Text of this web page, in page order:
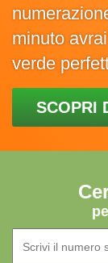
minuto
verde
SCOPRI